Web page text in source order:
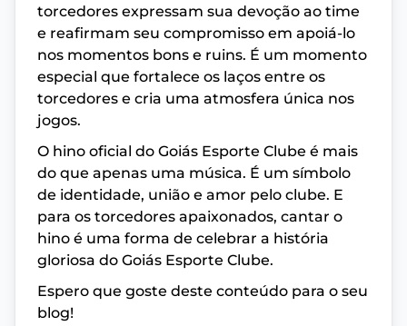
torcedores expressam sua devoção ao time
e reafirmam seu compromisso em apoiá-lo
nos momentos bons e ruins. É um momento
especial que fortalece os laços entre os
torcedores e cria uma atmosfera única nos
jogos.
O hino oficial do Goiás Esporte Clube é mais
do que apenas uma música. É um símbolo
de identidade, união e amor pelo clube. E
para os torcedores apaixonados, cantar o
hino é uma forma de celebrar a história
gloriosa do Goiás Esporte Clube.
Espero que goste deste conteúdo para o seu
blog!